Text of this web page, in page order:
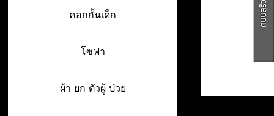
คอกกั้นเด็ก
โซฟา
ผ้า ยก ตัวผู้ ป่วย